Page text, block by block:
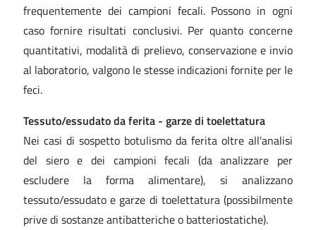
frequentemente dei campioni fecali. Possono in ogni
caso fornire risultati conclusivi. Per quanto concerne
quantitativi, modalità di prelievo, conservazione e invio
al laboratorio, valgono le stesse indicazioni fornite per le
feci.
Tessuto/essudato da ferita - garze di toelettatura
Nei casi di sospetto botulismo da ferita oltre all'analisi
del siero e dei campioni fecali (da analizzare per
escludere la forma alimentare), si analizzano
tessuto/essudato e garze di toelettatura (possibilmente
prive di sostanze antibatteriche o batteriostatiche).